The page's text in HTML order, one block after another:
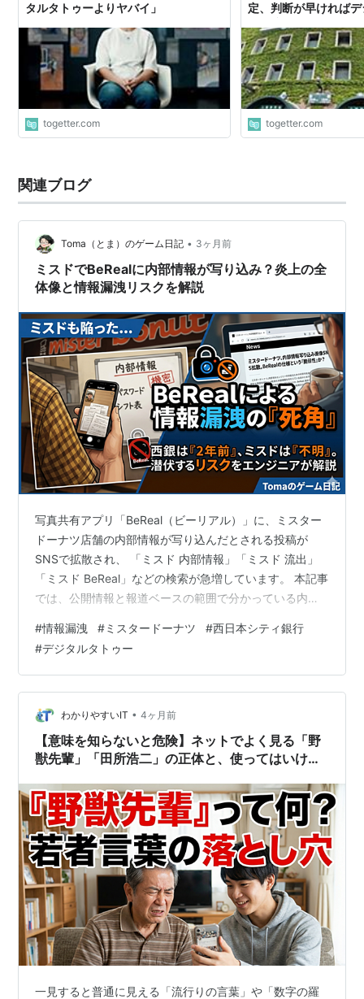
タルタトゥーよりヤバイ」
togetter.com
定、判断が早ければ
togetter.com
関連ブログ
Toma（とま）のゲーム日記 • 3ヶ月前
ミスドでBeRealに内部情報が写り込み？炎上の全
体像と情報漏洩リスクを解説
写真共有アプリ「BeReal（ビーリアル）」に、ミスター
ドーナツ店舗の内部情報が写り込んだとされる投稿が
SNSで拡散され、 「ミスド 内部情報」「ミスド 流出」
「ミスド BeReal」などの検索が急増しています。 本記事
では、公開情報と報道ベースの範囲で分かっている内容
洩と言えるのか」「BeRealと店舗ビジネスの相性」 を一
般論として解説します。 なお、本記事では特定の個人
名・店舗名・問題となった画像そのものは扱いません。
あくまで「事例から学べる教訓」をまとめることを目的
としています。 この記事でわかること ミスド
×BeReal「内部情報…
#情報漏洩 #ミスタードーナツ #西日本シティ銀行
#デジタルタトゥー
わかりやすいIT • 4ヶ月前
【意味を知らないと危険】ネットでよく見る「野
獣先輩」「田所浩二」の正体と、使ってはいけな
一見すると普通に見える「流行りの言葉」や「数字の羅